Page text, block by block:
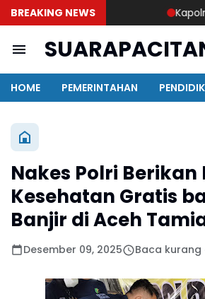
BREAKING NEWS Kapolres
HOME PEMERINTAHAN
Nakes Polri Berikan
Kesehatan Gratis
Banjir di Aceh
Desember 09, 2025 Baca